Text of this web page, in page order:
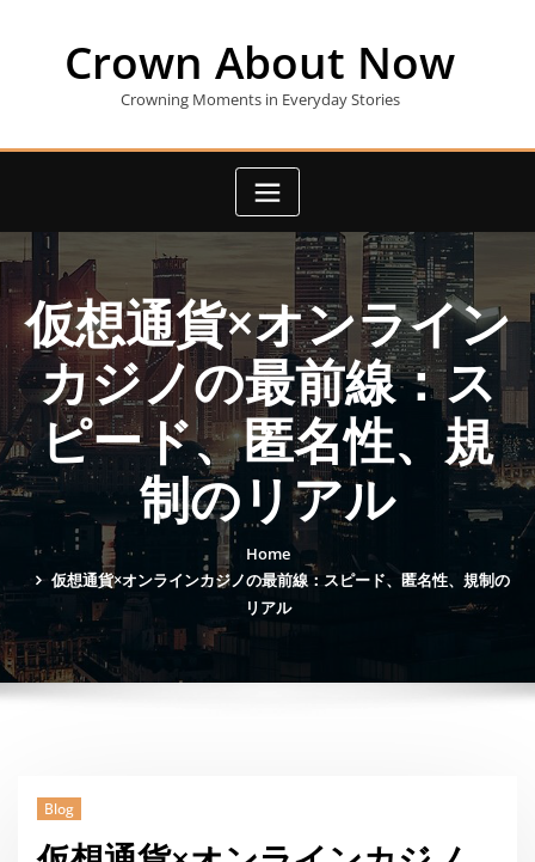
Crown About Now
Crowning Moments in Everyday Stories
仮想通貨×オンライン
カジノの最前線：ス
ピード、匿名性、規
制のリアル
Home
仮想通貨×オンラインカジノの最前線：スピード、匿名性、規制の
リアル
Blog